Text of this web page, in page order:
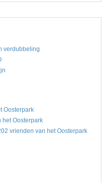
verdubbeling
Oosterpark
het Oosterpark
vrienden van het Oosterpark